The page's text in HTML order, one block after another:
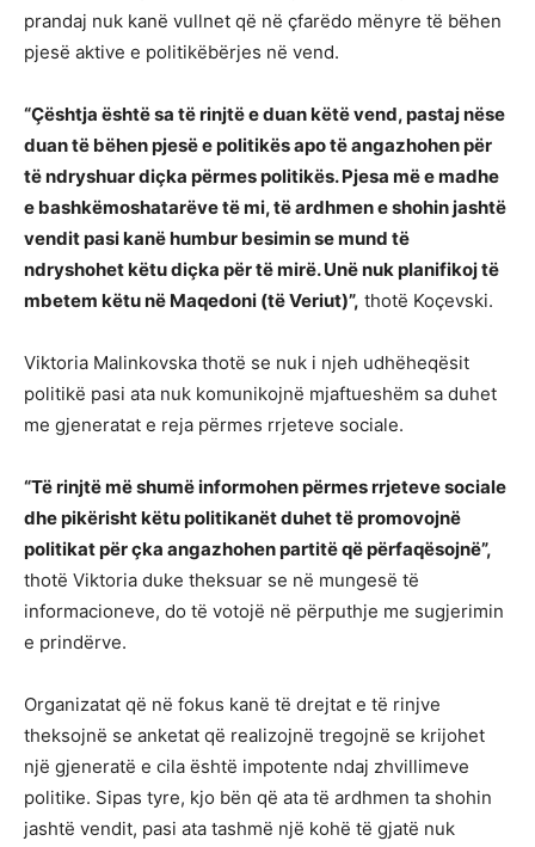
prandaj nuk kanë vullnet që në çfarëdo mënyre të bëhen
pjesë aktive e politikëbërjes në vend.
“Çështja është sa të rinjtë e duan këtë vend, pastaj nëse
duan të bëhen pjesë e politikës apo të angazhohen për
të ndryshuar diçka përmes politikës. Pjesa më e madhe
e bashkëmoshatarëve të mi, të ardhmen e shohin jashtë
vendit pasi kanë humbur besimin se mund të
ndryshohet këtu diçka për të mirë. Unë nuk planifikoj të
mbetem këtu në Maqedoni (të Veriut)”, thotë Koçevski.
Viktoria Malinkovska thotë se nuk i njeh udhëheqësit
politikë pasi ata nuk komunikojnë mjaftueshëm sa duhet
me gjeneratat e reja përmes rrjeteve sociale.
“Të rinjtë më shumë informohen përmes rrjeteve sociale
dhe pikërisht këtu politikanët duhet të promovojnë
politikat për çka angazhohen partitë që përfaqësojnë”,
thotë Viktoria duke theksuar se në mungesë të
informacioneve, do të votojë në përputhje me sugjerimin
e prindërve.
Organizatat që në fokus kanë të drejtat e të rinjve
theksojnë se anketat që realizojnë tregojnë se krijohet
një gjeneratë e cila është impotente ndaj zhvillimeve
politike. Sipas tyre, kjo bën që ata të ardhmen ta shohin
jashtë vendit, pasi ata tashmë një kohë të gjatë nuk